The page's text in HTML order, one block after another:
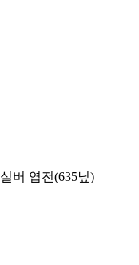
실버 엽전(635닢)